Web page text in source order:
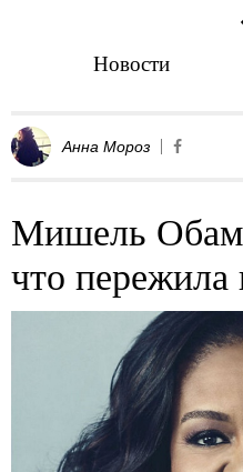
Новости
Анна Мороз
Мишель
что